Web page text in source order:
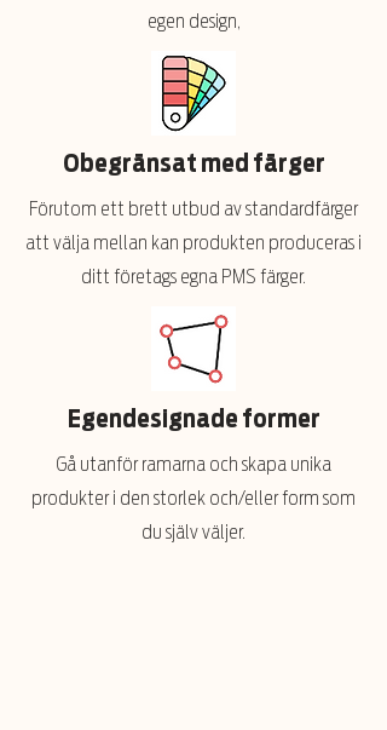
egen design,
Obegränsat med färger
Förutom ett brett utbud av standardfärger
att välja mellan kan produkten produceras i
ditt företags egna PMS färger.
Egendesignade former
Gå utanför ramarna och skapa unika
produkter i den storlek och/eller form som
du själv väljer.